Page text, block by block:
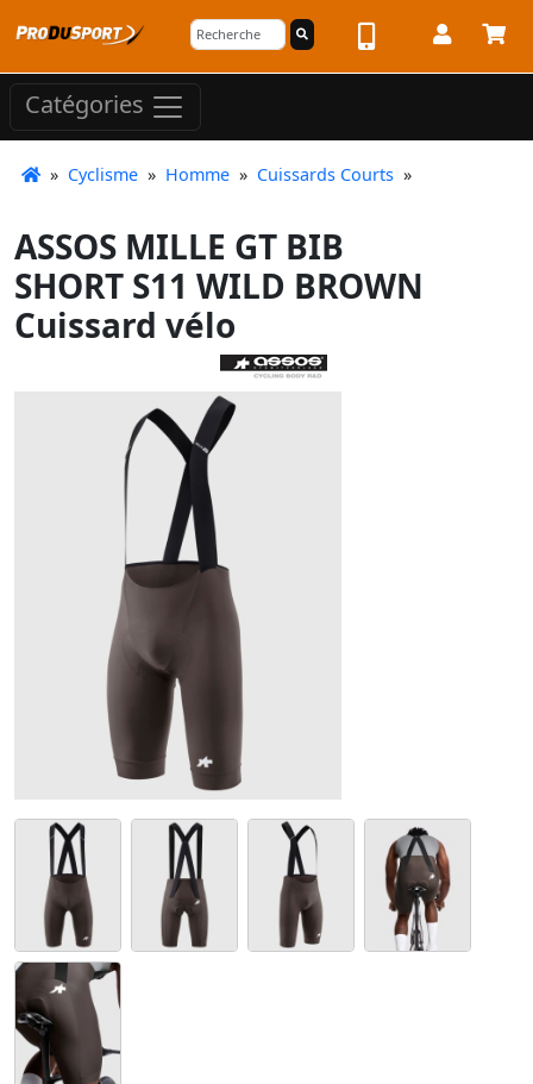
Catégories
» Cyclisme » Homme » Cuissards Courts »
ASSOS MILLE GT BIB
SHORT S11 WILD BROWN
Cuissard vélo